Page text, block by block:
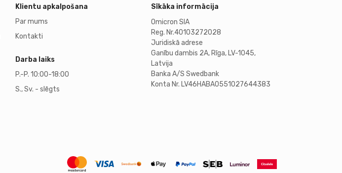
Klientu apkalpošana
Par mums
Kontakti
Darba laiks
P.-P. 10:00-18:00
S., Sv. - slēgts
Sīkāka informācija
Omicron SIA
Reg. Nr.40103272028
Juridiskā adrese
Ganību dambis 2A, Rīga, LV-1045,
Latvija
Banka A/S Swedbank
Konta Nr. LV46HABA0551027644383